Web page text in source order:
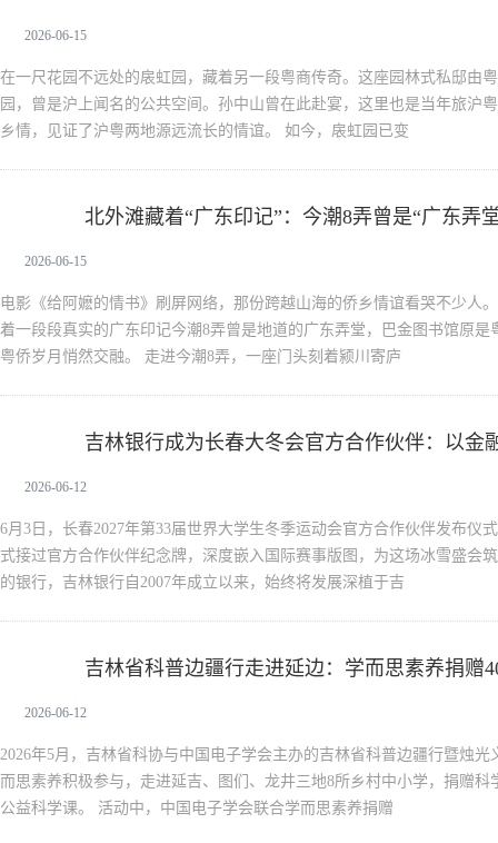
2026-06-15
在一尺花园不远处的扆虹园，藏着另一段粤商传奇。这座园林式私邸由
园，曾是沪上闻名的公共空间。孙中山曾在此赴宴，这里也是当年旅沪
乡情，见证了沪粤两地源远流长的情谊。 如今，扆虹园已变
北外滩藏着“广东印记”：今潮8弄曾是“广东弄
2026-06-15
电影《给阿嬷的情书》刷屏网络，那份跨越山海的侨乡情谊看哭不少人
着一段段真实的广东印记今潮8弄曾是地道的广东弄堂，巴金图书馆原
粤侨岁月悄然交融。 走进今潮8弄，一座门头刻着颍川寄庐
吉林银行成为长春大冬会官方合作伙伴：以金
2026-06-12
6月3日，长春2027年第33届世界大学生冬季运动会官方合作伙伴发布仪
式接过官方合作伙伴纪念牌，深度嵌入国际赛事版图，为这场冰雪盛会
的银行，吉林银行自2007年成立以来，始终将发展深植于吉
吉林省科普边疆行走进延边：学而思素养捐赠
2026-06-12
2026年5月，吉林省科协与中国电子学会主办的吉林省科普边疆行暨烛
而思素养积极参与，走进延吉、图们、龙井三地8所乡村中小学，捐赠科
公益科学课。 活动中，中国电子学会联合学而思素养捐赠